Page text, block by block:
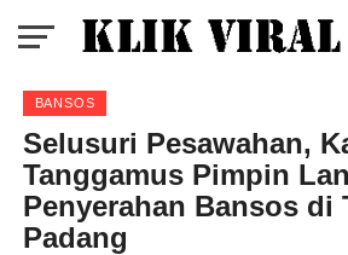
BANSOS
Selusuri Pesawahan,
Tanggamus Pimpin
Penyerahan Bansos di
Padang